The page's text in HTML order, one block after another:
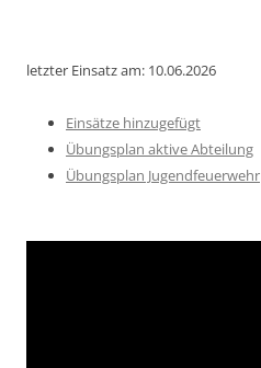
letzter Einsatz am: 10.06.2026
Einsätze hinzugefügt
Übungsplan aktive Abteilung
Übungsplan Jugendfeuerwehr
Video-